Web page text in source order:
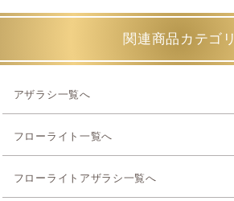
関連商品カテゴリ
アザラシ一覧へ
フローライト一覧へ
フローライトアザラシ一覧へ